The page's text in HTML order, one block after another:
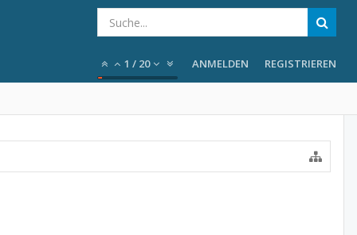
1 / 20 ANMELDEN REGISTRIEREN